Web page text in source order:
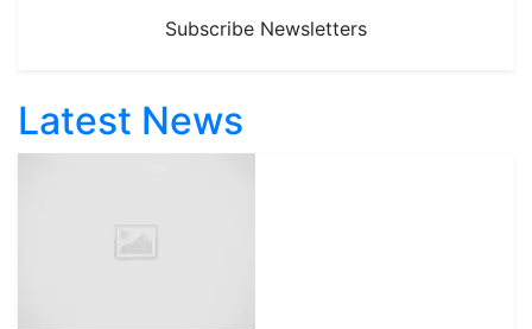
Subscribe Newsletters
Latest News